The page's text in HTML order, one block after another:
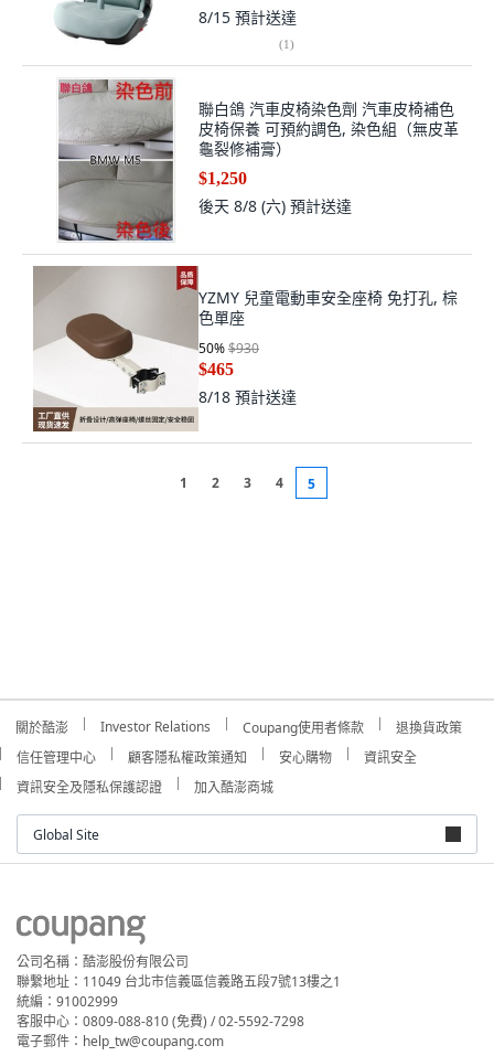
8/15 預計送達
(1)
聯白鴿 汽車皮椅染色劑 汽車皮椅補色
皮椅保養 可預約調色, 染色組（無皮革
龜裂修補膏）
$1,250
後天 8/8 (六) 預計送達
YZMY 兒童電動車安全座椅 免打孔, 棕
色單座
50%$930
$465
8/18 預計送達
1 2 3 4 5
關於酷澎 Investor Relations Coupang使用者條款
退換貨政策
信任管理中心
顧客隱私權政策通知 安心購物
資訊安全
資訊安全及隱私保護認證
加入酷澎商城
Global Site
公司名稱：酷澎股份有限公司
聯繫地址：11049 台北市信義區信義路五段7號13樓之1
統編：91002999
客服中心：0809-088-810 (免費) / 02-5592-7298
電子郵件：help_tw@coupang.com